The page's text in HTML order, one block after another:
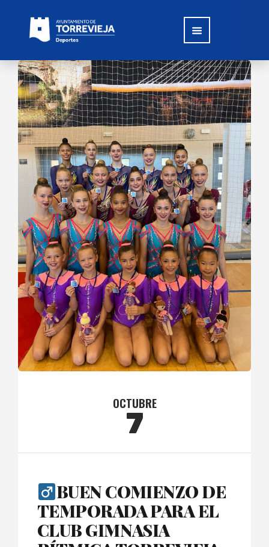
OCTUBRE
7
BUEN COMIENZO DE
TEMPORADA PARA EL
CLUB GIMNASIA